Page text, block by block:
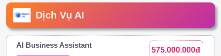
Dịch Vụ AI
AI Business Assistant
575.000.000đ